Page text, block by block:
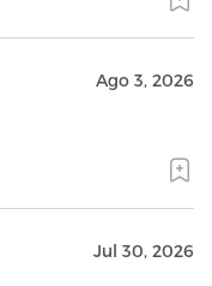
Ago 3, 2026
Jul 30, 2026